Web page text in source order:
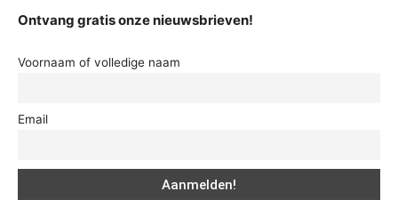
Ontvang gratis onze nieuwsbrieven!
Voornaam of volledige naam
Email